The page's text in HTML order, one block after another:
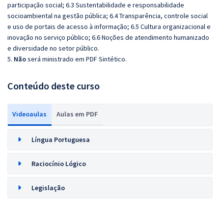
participação social; 6.3 Sustentabilidade e responsabilidade
socioambiental na gestão pública; 6.4 Transparência, controle social
e uso de portais de acesso à informação; 6.5 Cultura organizacional e
inovação no serviço público; 6.6 Noções de atendimento humanizado
e diversidade no setor público.
5. Nãoserá ministrado em PDF Sintético.
Conteúdo deste curso
Videoaulas Aulas em PDF
Língua Portuguesa
Raciocínio Lógico
Legislação